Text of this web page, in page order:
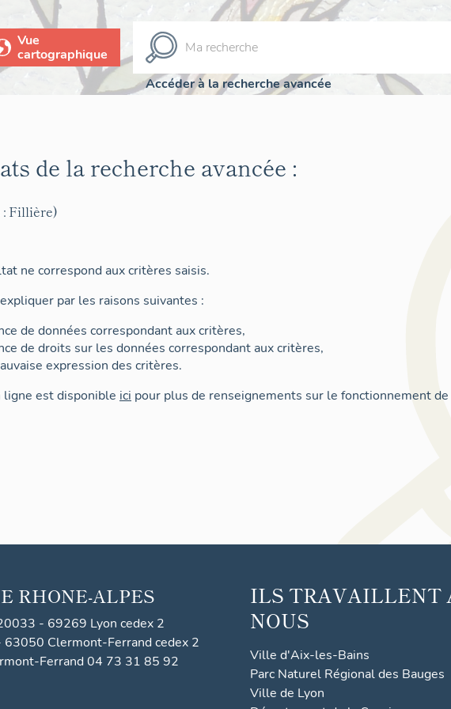
Vue
cartographique
Accéder à la recherche avancée
de la recherche avancée :
: Fillière)
ne correspond aux critères saisis.
par les raisons suivantes :
de données correspondant aux critères,
de droits sur les données correspondant aux critères,
expression des critères.
ligne est disponible ici pour plus de renseignements sur le fonctionnement
RHONE-ALPES
- 69269 Lyon cedex 2
63050 Clermont-Ferrand cedex 2
Ferrand 04 73 31 85 92
ILS TRAVAILLENT
NOUS
Ville d'Aix-les-Bains
Parc Naturel Régional des Bauges
Ville de Lyon